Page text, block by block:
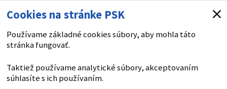
Cookies na stránke PSK
Používame základné cookies súbory, aby mohla táto
stránka fungovať.
Taktiež používame analytické súbory, akceptovaním
súhlasíte s ich používaním.